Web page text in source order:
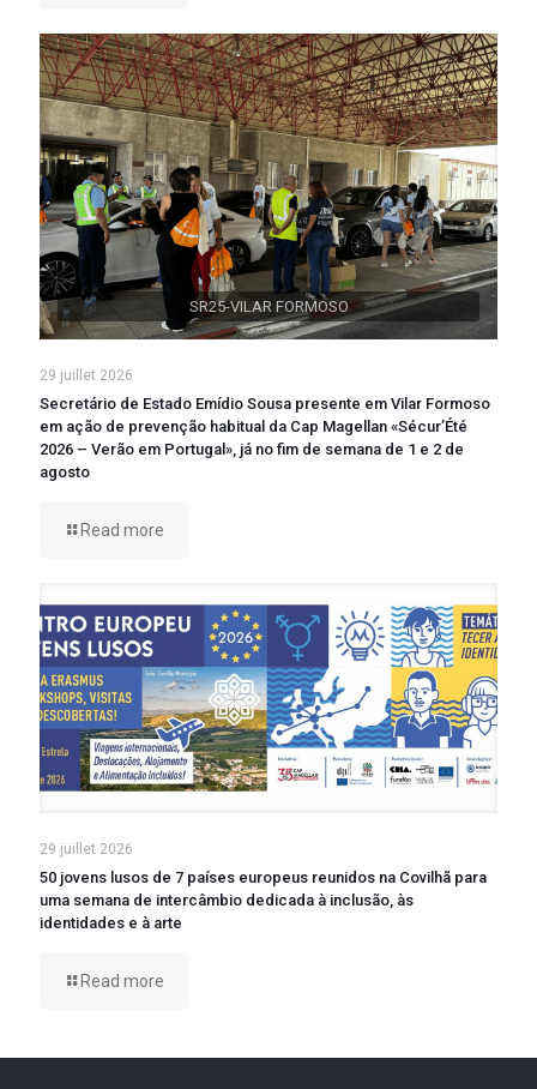
SR25-VILAR FORMOSO
29 juillet 2026
Secretário de Estado Emídio Sousa presente em Vilar Formoso
em ação de prevenção habitual da Cap Magellan «Sécur’Été
2026 – Verão em Portugal», já no fim de semana de 1 e 2 de
agosto
Read more
29 juillet 2026
50 jovens lusos de 7 países europeus reunidos na Covilhã para
uma semana de intercâmbio dedicada à inclusão, às
identidades e à arte
Read more